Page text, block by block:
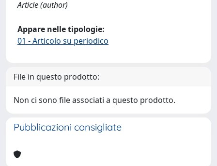
Article (author)
Appare nelle tipologie:
01 - Articolo su periodico
File in questo prodotto:
Non ci sono file associati a questo prodotto.
Pubblicazioni consigliate